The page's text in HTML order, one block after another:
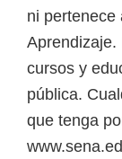
ni pertenece
Aprendizaje.
cursos y
pública.
que tenga